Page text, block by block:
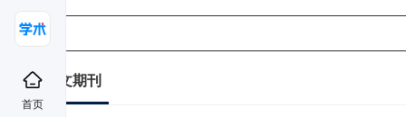
首页
中文期刊